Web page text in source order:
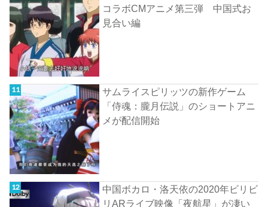
コラボCMアニメ第三弾 中国式お
見合い編
サムライスピリッツの新作ゲーム
「侍魂：朧月伝説」のショートアニ
メが配信開始
中国ボカロ・洛天依の2020年ビリビ
リARライブ映像「夜航星」が凄い